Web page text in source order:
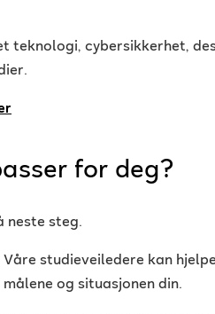
teknologi, cybersikkerhet,
for deg?
neste steg.
studieveiledere kan
og situasjonen din.